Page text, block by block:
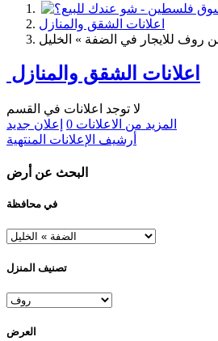
اعلانات الشقق والمنازل
روف للايجار في الضفة » الخليل
اعلانات الشقق والمنازل
لا توجد اعلانات في القسم
المزيد من الاعلانات 0 إعلان جديد
أرشيف الإعلانات المنتهية
البحث عن أرض
في محافظة
تصنيف المنزل
العرض